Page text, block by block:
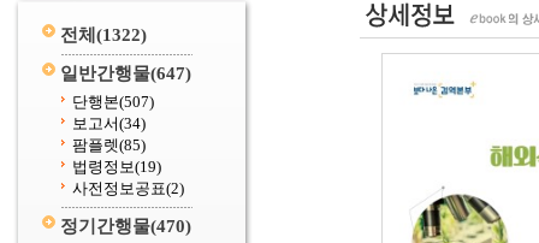
전체 (1322)
일반간행물(647)
단행본(507)
보고서(34)
팜플렛(85)
법령정보(19)
사전정보공표(2)
정기간행물(470)